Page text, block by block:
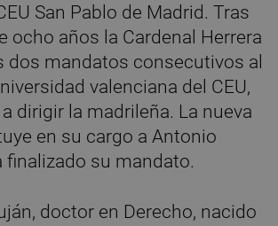
San Pablo de Madrid. Tras
ocho años la Cardenal Herrera
dos mandatos consecutivos al
valenciana del CEU,
dirigir la madrileña. La nueva
en su cargo a Antonio
finalizado su mandato.
doctor en Derecho, nacido